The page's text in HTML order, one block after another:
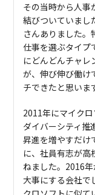
その当時から人事
結びついていまし
さんありました。
仕事を選ぶタイプ
にどんどんチャレ
が、伸び伸び働け
チできたと思いま
2011年にマイク
ダイバーシティ推
昇進を増やすだけ
に、社員有志が高
ねました。2016
大事にする会社で